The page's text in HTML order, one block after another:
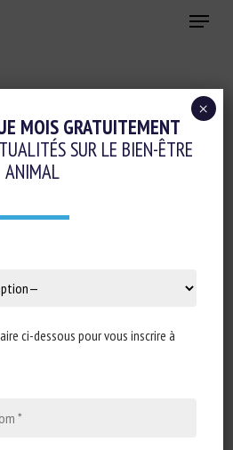
Menu
change the
MOIS GRATUITEMENT
SUR LE BIEN-ÊTRE
ANIMAL
ci-dessous pour vous inscrire à
×